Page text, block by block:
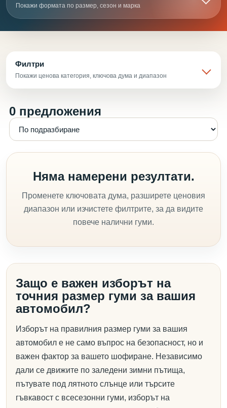
Покажи формата по размер, сезон и марка
Филтри
Покажи ценова категория, ключова дума и диапазон
0 предложения
Няма намерени резултати.
Променете ключовата дума, разширете ценовия
диапазон или изчистете филтрите, за да видите
повече налични гуми.
Защо е важен изборът на
точния размер гуми за вашия
автомобил?
Изборът на правилния размер гуми за вашия
автомобил е не само въпрос на безопасност, но и
важен фактор за вашето шофиране. Независимо
дали се движите по заледени зимни пътища,
пътувате под лятното слънце или търсите
гъвкавост с всесезонни гуми, изборът на